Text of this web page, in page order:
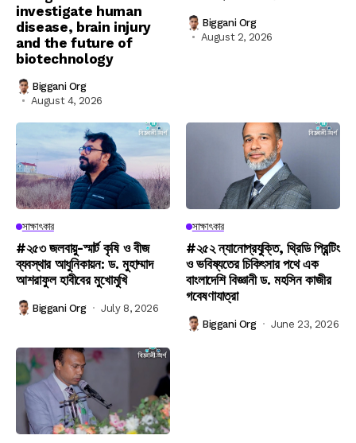
investigate human
disease, brain injury
and the future of
biotechnology
Biggani Org
August 4, 2026
Biggani Org
August 2, 2026
সাক্ষাৎকার
#২৫৩ জলবায়ু-স্মার্ট কৃষি ও বীজ
ব্যবস্থার আধুনিকায়ন: ড. মুহাম্মাদ
আশরাফুল হাবীবের মুখোমুখি
Biggani Org July 8, 2026
সাক্ষাৎকার
#২৫২ ন্যানোপ্রযুক্তি, থ্রিডি প্রিন্টিং
ও ভবিষ্যতের চিকিৎসার পথে এক
বাংলাদেশি বিজ্ঞানী ড. মহসিন কাজীর
গবেষণাযাত্রা
Biggani Org June 23, 2026